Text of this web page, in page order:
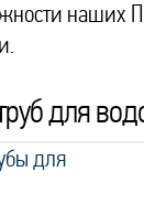
наших
для
для